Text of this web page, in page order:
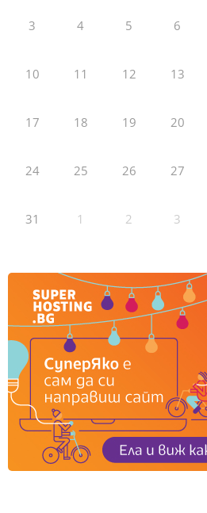
3 4 5 6
10 11 12 13
17 18 19 20
24 25 26 27
31 1 2 3